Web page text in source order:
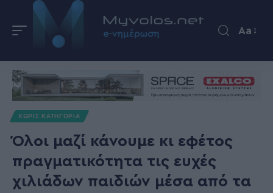
Aa
ΧΩΡΊΣ ΚΑΤΗΓΟΡΊΑ
Όλοι μαζί κάνουμε κι εφέτος
πραγματικότητα τις ευχές
χιλιάδων παιδιών μέσα από τα